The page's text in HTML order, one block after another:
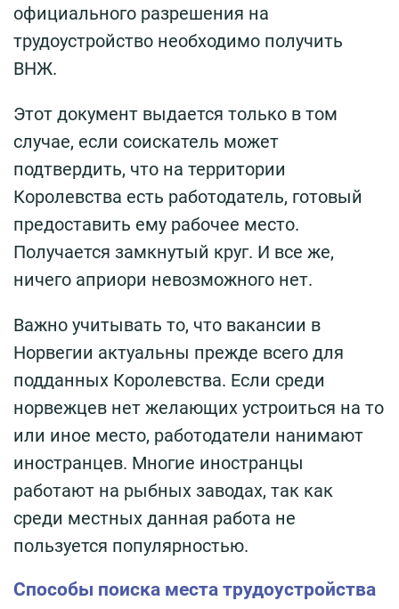
официального разрешения на
трудоустройство необходимо получить
ВНЖ.
Этот документ выдается только в том
случае, если соискатель может
подтвердить, что на территории
Королевства есть работодатель, готовый
предоставить ему рабочее место.
Получается замкнутый круг. И все же,
ничего априори невозможного нет.
Важно учитывать то, что вакансии в
Норвегии актуальны прежде всего для
подданных Королевства. Если среди
норвежцев нет желающих устроиться на то
или иное место, работодатели нанимают
иностранцев. Многие иностранцы
работают на рыбных заводах, так как
среди местных данная работа не
пользуется популярностью.
Способы поиска места трудоустройства